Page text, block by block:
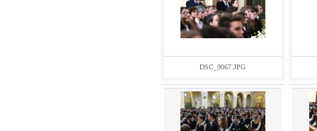
DSC_9067.JPG